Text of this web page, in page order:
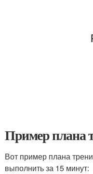
Пример плана
Вот пример плана
выполнить за 15 минут: